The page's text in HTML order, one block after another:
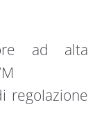
ad alta
regolazione